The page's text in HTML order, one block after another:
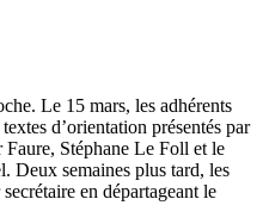
Le 15 mars, les adhérents
d’orientation présentés par
Stéphane Le Foll et le
Deux semaines plus tard, les
en départageant le